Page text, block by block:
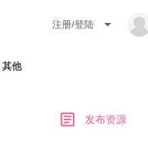
注册/登陆 arrow_drop_down
其他
article 发布资源